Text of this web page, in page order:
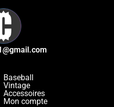
Baseball
Vintage
Accessoires
Mon compte